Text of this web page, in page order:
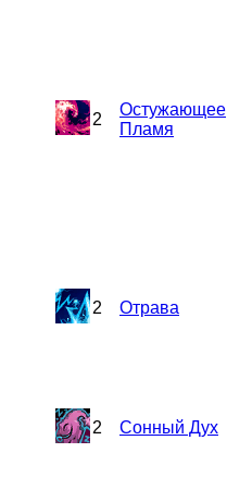
2
Остужающее
Пламя
2 Отрава
2 Сонный Дух